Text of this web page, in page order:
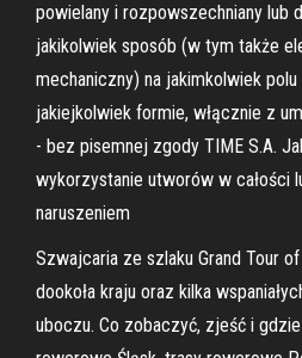
powielany i rozpowszechniany lub
jakikolwiek sposób (w tym także
mechaniczny) na jakimkolwiek
jakiejkolwiek formie, włącznie z
- bez pisemnej zgody TIME S.A.
wykorzystanie utworów w całości
naruszeniem
Szwajcaria ze szlaku Grand Tour
dookoła kraju oraz kilka
uboczu. Co zobaczyć, zjeść i